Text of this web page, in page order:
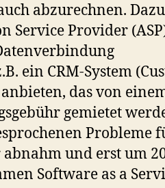
abzurechnen. Dazu
Service Provider
ein CRM-System
das von
gemietet
Probleme
und erst um
Software as a